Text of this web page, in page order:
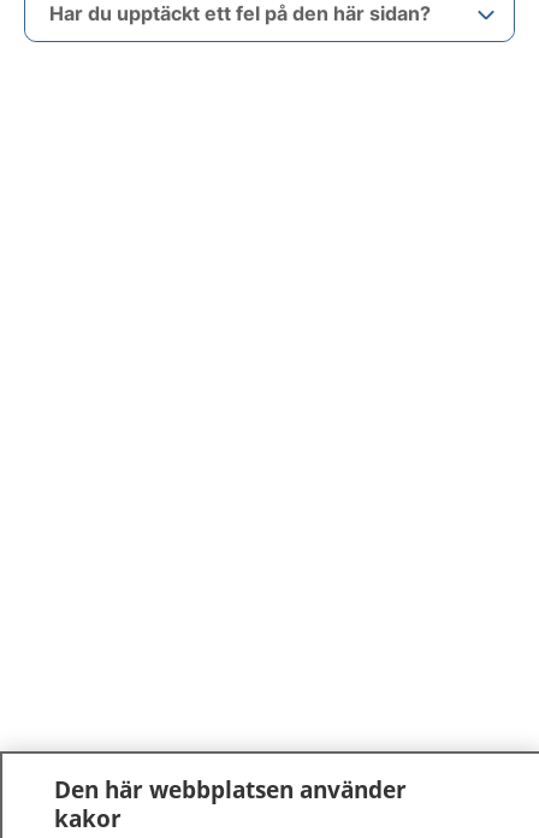
Har du upptäckt ett fel på den här sidan?
Den här webbplatsen använder
kakor